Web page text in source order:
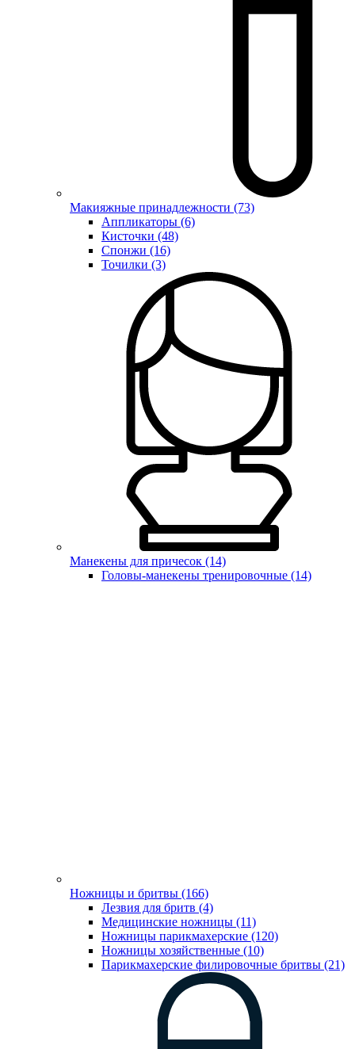
Макияжные принадлежности (73)
Аппликаторы (6)
Кисточки (48)
Спонжи (16)
Точилки (3)
Манекены для причесок (14)
Головы-манекены тренировочные (14)
Ножницы и бритвы (166)
Лезвия для бритв (4)
Медицинские ножницы (11)
Ножницы парикмахерские (120)
Ножницы хозяйственные (10)
Парикмахерские филировочные бритвы (21)